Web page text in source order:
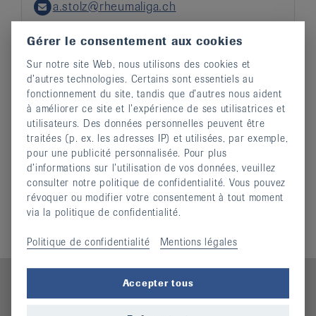
Emaila.stolz@rheumaliga.ch
Informations complémentaires
Parrains
Financement
Organisation
Réseau
Histoire
Gérer le consentement aux cookies
Sur notre site Web, nous utilisons des cookies et
d’autres technologies. Certains sont essentiels au
fonctionnement du site, tandis que d’autres nous aident
à améliorer ce site et l’expérience de ses utilisatrices et
utilisateurs. Des données personnelles peuvent être
traitées (p. ex. les adresses IP) et utilisées, par exemple,
pour une publicité personnalisée. Pour plus
d’informations sur l’utilisation de vos données, veuillez
consulter notre politique de confidentialité. Vous pouvez
révoquer ou modifier votre consentement à tout moment
via la politique de confidentialité.
Politique de confidentialité Mentions légales
Accepter tous